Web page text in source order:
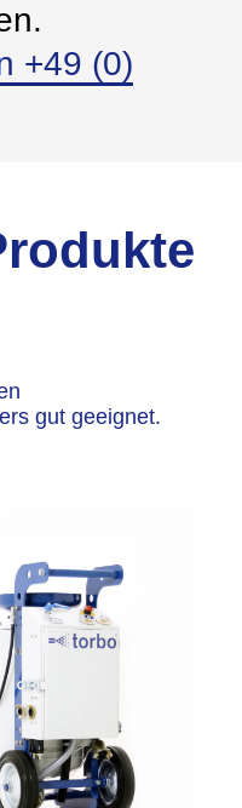
+49 (0)
gut geeignet.